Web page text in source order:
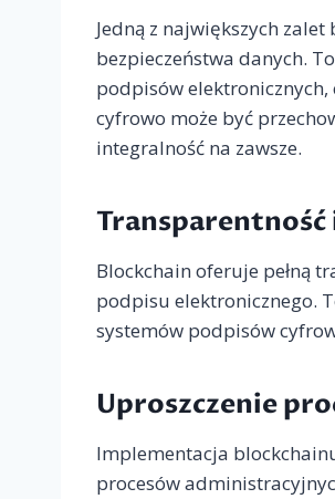
Jedną z największych
bezpieczeństwa danych.
podpisów
cyfrowo może być
integralność na zawsze.
Blockchain oferuje pełną
podpisu elektronicznego.
systemów podpisów
Uproszczenie
Implementacja
procesów